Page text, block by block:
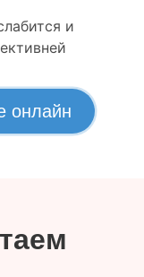
и
онлайн